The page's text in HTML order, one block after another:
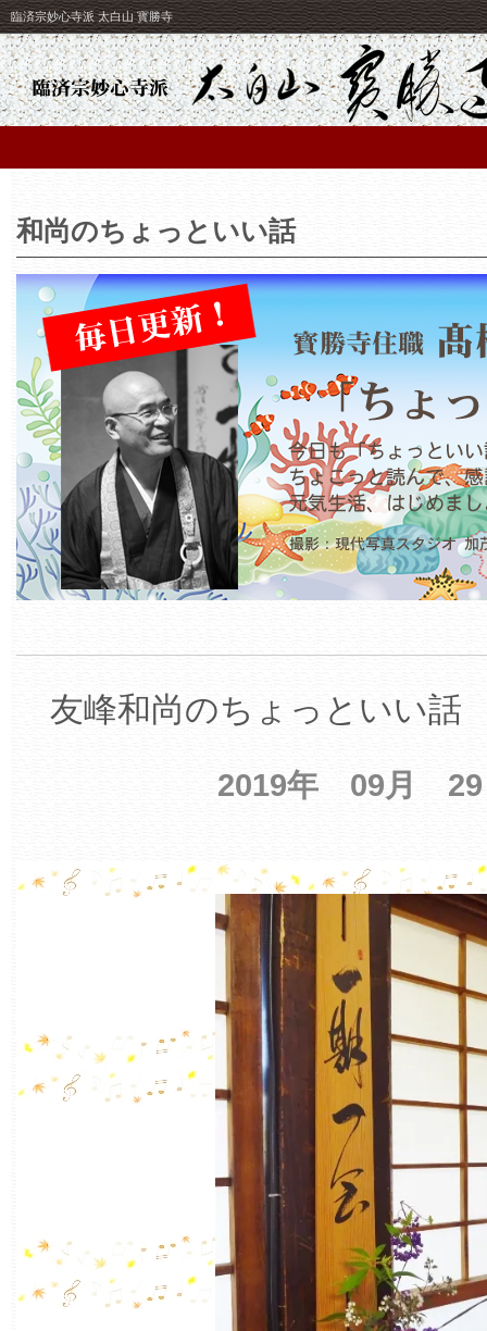
臨済宗妙心寺派 太白山 寳勝寺
和尚のちょっといい話
友峰和尚のちょっといい話
2019年 09月